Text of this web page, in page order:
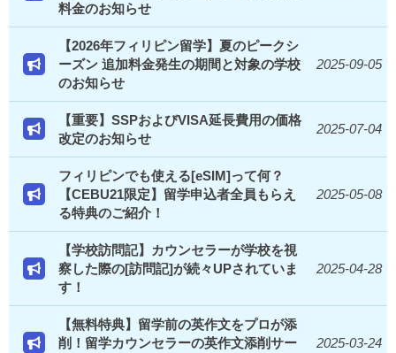
料金のお知らせ
【2026年フィリピン留学】夏のピークシ
ーズン 追加料金発生の期間と対象の学校
のお知らせ
2025-09-05
【重要】SSPおよびVISA延長費用の価格
改定のお知らせ
2025-07-04
フィリピンでも使える[eSIM]って何？
【CEBU21限定】留学申込者全員もらえ
る特典のご紹介！
2025-05-08
【学校訪問記】カウンセラーが学校を視
察した際の[訪問記]が続々UPされていま
す！
2025-04-28
【無料特典】留学前の英作文をプロが添
削！留学カウンセラーの英作文添削サー
2025-03-24